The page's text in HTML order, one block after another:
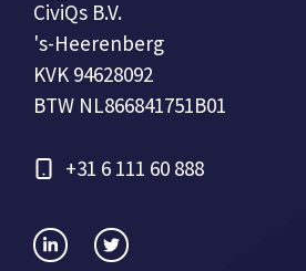
CiviQs B.V.
's-Heerenberg
KVK 94628092
BTW NL866841751B01
+31 6 111 60 888